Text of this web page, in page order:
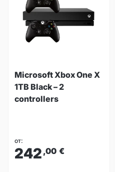
Microsoft Xbox One X
1TB Black – 2
controllers
от:
242 ,00 €